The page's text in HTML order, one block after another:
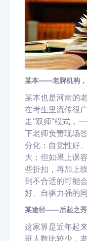
某本——老牌机构，
某本也是河南的
在考生里流传很
走“双师”模式，
下老师负责现场
分化：自觉性好
大；但如果上课
些折扣，再加上
到不合适的可能
好、自驱力强的同
某途径——后起之秀
这家算是近年起
班人数比较少，